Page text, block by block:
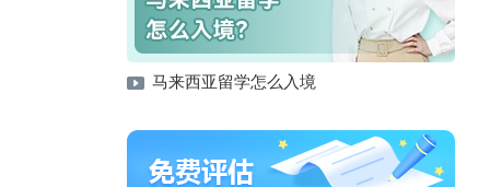
马来西亚留学怎么入境